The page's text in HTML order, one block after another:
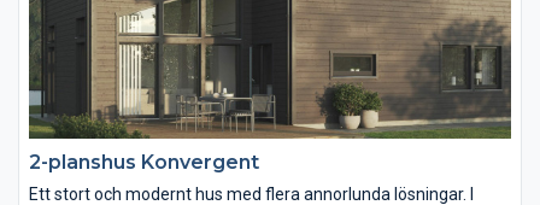
2-planshus Konvergent
Ett stort och modernt hus med flera annorlunda lösningar. I